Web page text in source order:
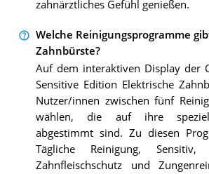
zahnärztliches Gefühl genießen.
Welche Reinigungsprogramme
Zahnbürste?
Auf dem interaktiven Display der
Sensitive Edition Elektrische
Nutzer/innen zwischen fünf
wählen, die auf ihre
abgestimmt sind. Zu diesen
Tägliche Reinigung, Sensitiv,
Zahnfleischschutz und